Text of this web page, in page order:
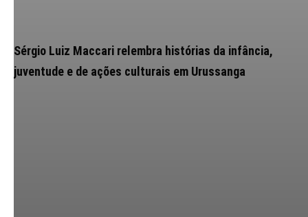
Sérgio Luiz Maccari relembra histórias da infância,
juventude e de ações culturais em Urussanga